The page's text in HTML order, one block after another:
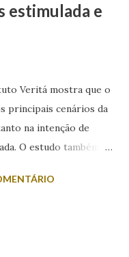
estimulada e
Veritá mostra que o
principais cenários da
na intenção de
O estudo também
o eleitor